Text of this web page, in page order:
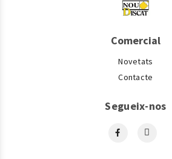
Comercial
Novetats
Contacte
Segueix-nos